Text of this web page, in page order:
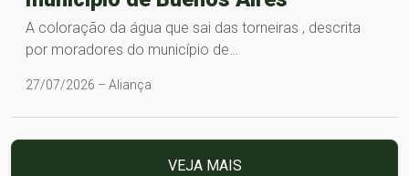
A coloração da água que sai das torneiras , descrita
por moradores do município de…
27/07/2026 – Aliança
VEJA MAIS